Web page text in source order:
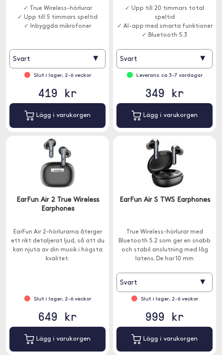
✓ True Wireless-hörlurar
✓ Upp till 5 timmars speltid
✓ Inbyggda mikrofoner
Svart ▾
Slut i lager, 2-6 veckor
419 kr
Lägg i varukorgen
✓ Upp till 20 timmars total
speltid
✓ AI-app med smarta funktioner
✓ Bluetooth 5.3
Svart ▾
Leverans ca 3-7 vardagar
349 kr
Lägg i varukorgen
EarFun Air 2 True Wireless
Earphones
EarFun Air 2-hörlurarna återger
ett rikt detaljerat ljud, så att du
kan njuta av din musik i högsta
kvalitet.
Slut i lager, 2-6 veckor
649 kr
Lägg i varukorgen
EarFun Air S TWS Earphones
True Wireless-hörlurar med
Bluetooth 5.2 som ger en snabb
och stabil anslutning med låg
latens. De har 10 mm
Dessutom har de IPX5-klassning.
Svart ▾
Slut i lager, 2-6 veckor
999 kr
Lägg i varukorgen